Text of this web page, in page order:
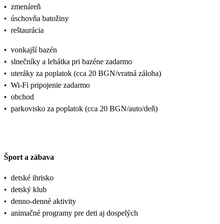
• zmenáreň
• úschovňa batožiny
• reštaurácia
• vonkajší bazén
• slnečníky a lehátka pri bazéne zadarmo
• uteráky za poplatok (cca 20 BGN/vratná záloha)
• Wi-Fi pripojenie zadarmo
• obchod
• parkovisko za poplatok (cca 20 BGN/auto/deň)
Šport a zábava
• detské ihrisko
• detský klub
• denno-denné aktivity
• animačné programy pre deti aj dospelých